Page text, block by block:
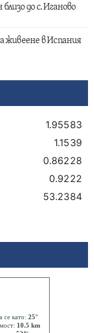
до с. Иганово
живеене в Испания
1.95583
1.1539
0.86228
0.9222
53.2384